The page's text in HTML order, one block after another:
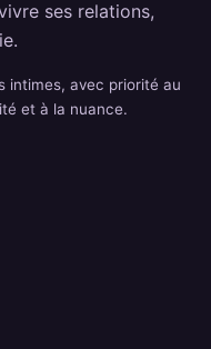
ses relations,
intimes, avec priorité au
et à la nuance.